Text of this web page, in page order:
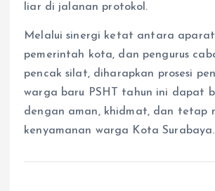
liar di jalanan protokol.
Melalui sinergi ketat antara aparat
pemerintah kota, dan pengurus
pencak silat, diharapkan prosesi
warga baru PSHT tahun ini dapat
dengan aman, khidmat, dan tetap
kenyamanan warga Kota